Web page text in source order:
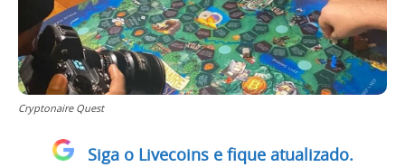
Cryptonaire Quest
Siga o Livecoins e fique atualizado.